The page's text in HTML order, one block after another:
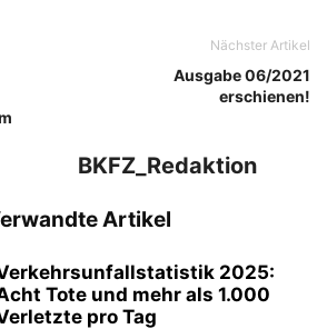
Nächster Artikel
Ausgabe 06/2021
erschienen!
BKFZ_Redaktion
Artikel
2025:
Tote und mehr als 1.000
pro Tag